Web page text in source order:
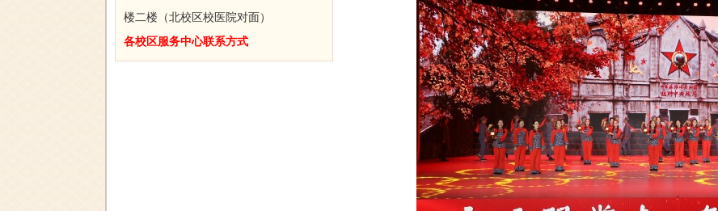
楼二楼（北校区校医院对面）
各校区服务中心联系方式